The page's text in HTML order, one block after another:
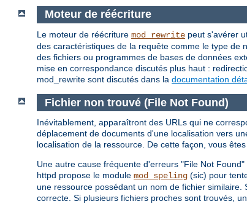
Moteur de réécriture
Le moteur de réécriture mod_rewrite peut s'avérer
des caractéristiques de la requête comme le type de
des fichiers ou programmes de bases de données
mise en correspondance discutés plus haut :
mod_rewrite sont discutés dans la documentation
Fichier non trouvé (File Not Found)
Inévitablement, apparaîtront des URLs qui ne
déplacement de documents d'une localisation vers
localisation de la ressource. De cette façon, vous
Une autre cause fréquente d'erreurs "File Not
httpd propose le module mod_speling (sic) pour
une ressource possédant un nom de fichier
correcte. Si plusieurs fichiers proches sont trouvés,